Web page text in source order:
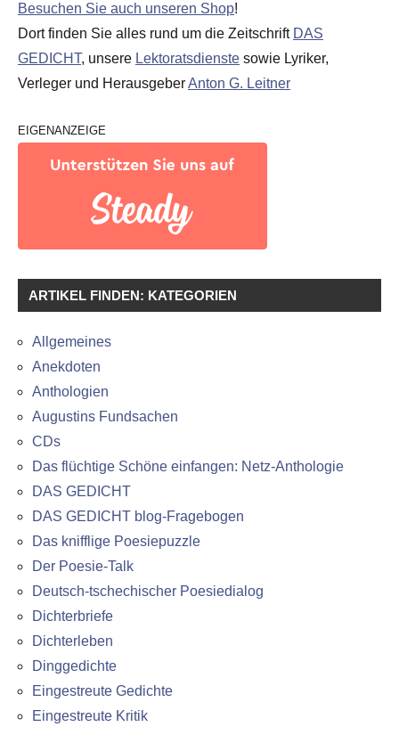
Besuchen Sie auch unseren Shop!
Dort finden Sie alles rund um die Zeitschrift DAS
GEDICHT, unsere Lektoratsdienste sowie Lyriker,
Verleger und HerausgeberAnton G. Leitner
EIGENANZEIGE
ARTIKEL FINDEN: KATEGORIEN
Allgemeines
Anekdoten
Anthologien
Augustins Fundsachen
CDs
Das flüchtige Schöne einfangen: Netz-Anthologie
DAS GEDICHT
DAS GEDICHT blog-Fragebogen
Das knifflige Poesiepuzzle
Der Poesie-Talk
Deutsch-tschechischer Poesiedialog
Dichterbriefe
Dichterleben
Dinggedichte
Eingestreute Gedichte
Eingestreute Kritik